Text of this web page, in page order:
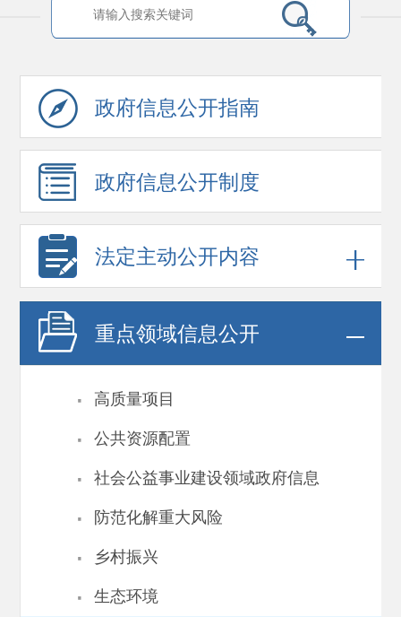
政府信息公开指南
政府信息公开制度
法定主动公开内容
重点领域信息公开
· 高质量项目
· 公共资源配置
· 社会公益事业建设领域政府信息
· 防范化解重大风险
· 乡村振兴
· 生态环境